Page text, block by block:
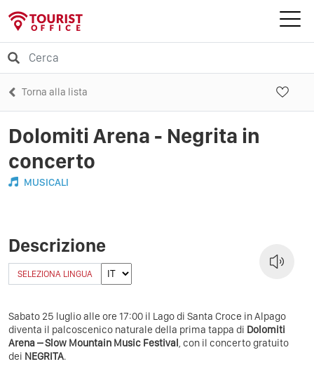
Torna alla lista
Dolomiti Arena - Negrita in
concerto
MUSICALI
Descrizione
SELEZIONA LINGUA
Sabato 25 luglio alle ore 17:00 il Lago di Santa Croce in Alpago
diventa il palcoscenico naturale della prima tappa di Dolomiti
Arena – Slow Mountain Music Festival , con il concerto gratuito
dei NEGRITA.